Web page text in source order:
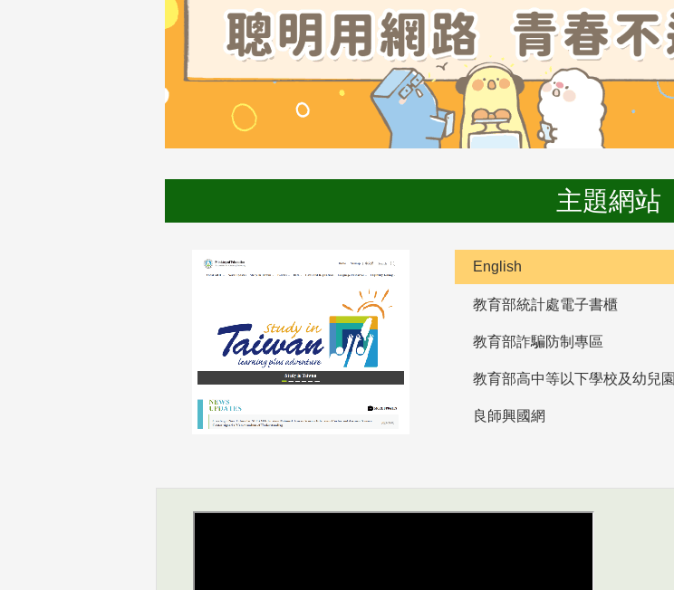
主題網站
English
教育部統計處電子書櫃
教育部詐騙防制專區
良師興國網